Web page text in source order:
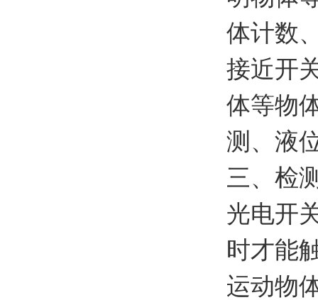
体计数
接近开
体等物
测、液
三、检
光电开
时才能
运动物